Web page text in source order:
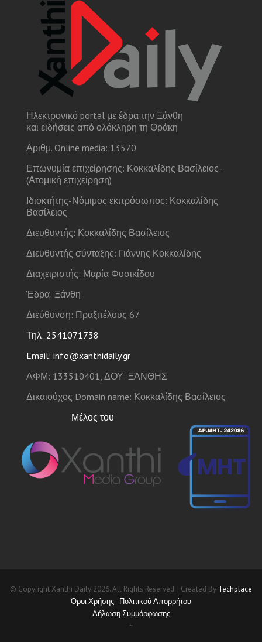
Ηλεκτρονικό portal με έδρα την Ξάνθη
και ειδήσεις από ολόκληρη τη Θράκη
Αριθμ. Online media: 13570
Επωνυμία επιχείρησης: Κοκκαλίδης Βασίλειος-
(Ατομική επιχείρηση)
Ιδιοκτήτης-Νόμιμος εκπρόσωπος: Κοκκαλίδης
Βασίλειος
Διευθυντής: Κοκκαλίδης Βασίλειος
Διευθυντής σύνταξης: Γιάννης Κοκκαλίδης
Διαχειριστής: Μαρία Φυσικίδου
Έδρα: Ξάνθη
Διεύθυνση: Πραξιτέλους 67
Τηλ: 2541071738
Email: info@xanthidaily.gr
ΑΦΜ: 133510401, ΔΟΥ: ΞΆΝΘΗΣ
Δικαιούχος Domain name: Κοκκαλίδης Βασίλειος
Μέλος του
© Copyright Xanthi Daily 2026. All Rights Reserved. | Created By Techplace
Όροι Χρήσης - Πολιτικού Απορρήτου
Δήλωση Συμμόρφωσης
~